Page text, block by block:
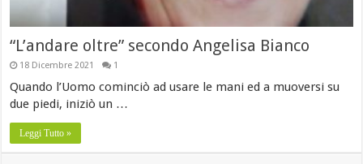
“L’andare oltre” secondo Angelisa Bianco
18 Dicembre 2021 1
Quando l’Uomo cominciò ad usare le mani ed a muoversi su
due piedi, iniziò un …
Leggi Tutto »